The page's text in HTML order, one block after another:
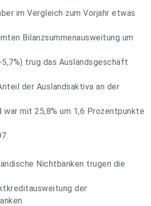
im Vergleich zum Vorjahr etwas
Bilanzsummenausweitung um
trug das Auslandsgeschäft
der Auslandsaktiva an der
mit 25,8% um 1,6 Prozentpunkte
Nichtbanken trugen die
der